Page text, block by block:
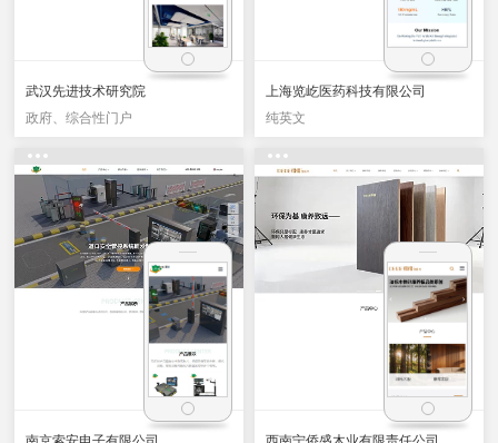
武汉先进技术研究院
政府、综合性门户
上海览屹医药科技有限公司
纯英文